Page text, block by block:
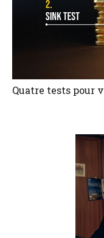
Quatre tests pour